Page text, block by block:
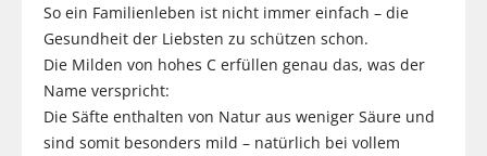
So ein Familienleben ist nicht immer einfach – die
Gesundheit der Liebsten zu schützen schon.
Die Milden von hohes C erfüllen genau das, was der
Name verspricht:
Die Säfte enthalten von Natur aus weniger Säure und
sind somit besonders mild – natürlich bei vollem